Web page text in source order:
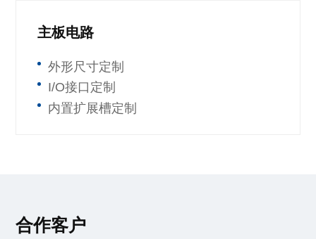
主板电路
外形尺寸定制
I/O接口定制
内置扩展槽定制
合作客户